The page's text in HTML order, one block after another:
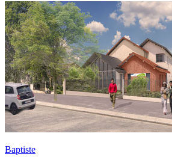
Baptiste